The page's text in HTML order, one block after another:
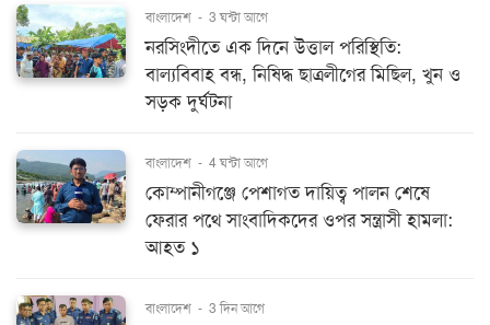
বাংলাদেশ - 3 ঘন্টা আগে
নরসিংদীতে এক দিনে উত্তাল পরিস্থিতি:
বাল্যবিবাহ বন্ধ, নিষিদ্ধ ছাত্রলীগের মিছিল, খুন ও
সড়ক দুর্ঘটনা
বাংলাদেশ - 4 ঘন্টা আগে
কোম্পানীগঞ্জে পেশাগত দায়িত্ব পালন শেষে
ফেরার পথে সাংবাদিকদের ওপর সন্ত্রাসী হামলা:
আহত ১
বাংলাদেশ - 3 দিন আগে